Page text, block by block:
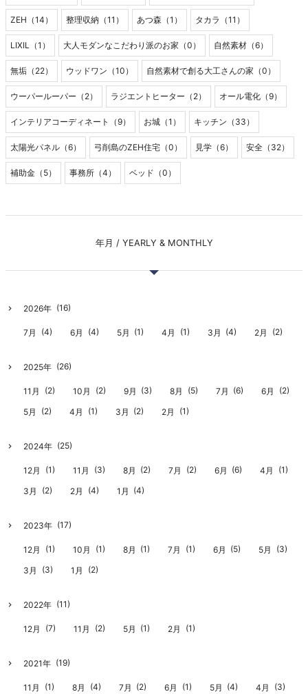
ZEH（14） 整理収納（11） あつ森（1） タカラ（11）
LIXIL（1） 大人モダンなこだわり派のお家（0） 自然素材（6）
無垢（22） ウッドワン（10） 自然素材で創る大工さんの家（0）
ウーパールーパー（2） ラジエントヒーター（2） オール電化（9）
インテリアコーディネート（9） お城（1） キッチン（33）
太陽光パネル（6） 弓削島のZEH住宅（0） 見学（6） 安全（32）
補助金（5） 事務所（4） ベッド（0）
年月 / YEARLY & MONTHLY
2026年 (16)
7月 (4) 6月 (4) 5月 (1) 4月 (1) 3月 (4) 2月 (2)
2025年 (26)
11月 (2) 10月 (2) 9月 (3) 8月 (5) 7月 (6) 6月 (2)
5月 (2) 4月 (1) 3月 (2) 2月 (1)
2024年 (25)
12月 (1) 11月 (3) 8月 (2) 7月 (2) 6月 (6) 4月 (1)
3月 (2) 2月 (4) 1月 (4)
2023年 (17)
12月 (1) 10月 (1) 8月 (1) 7月 (1) 6月 (5) 5月 (3)
3月 (3) 1月 (2)
2022年 (11)
12月 (7) 11月 (2) 5月 (1) 2月 (1)
2021年 (19)
11月 (1) 8月 (4) 7月 (2) 6月 (1) 5月 (4) 4月 (3)